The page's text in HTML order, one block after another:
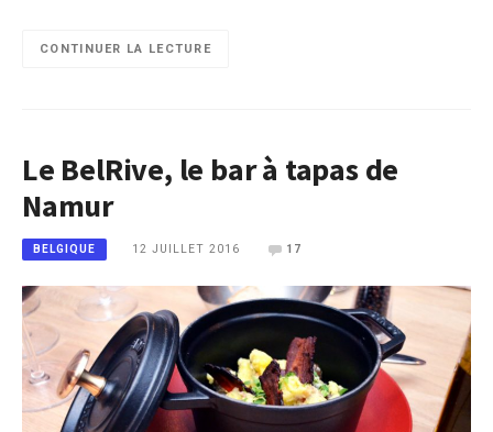
CONTINUER LA LECTURE
Le BelRive, le bar à tapas de
Namur
BELGIQUE 12 JUILLET 2016 17